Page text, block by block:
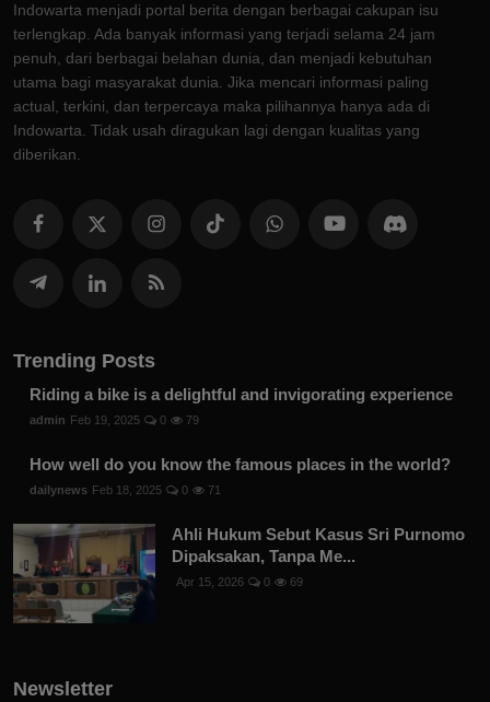
Indowarta menjadi portal berita dengan berbagai cakupan isu
terlengkap. Ada banyak informasi yang terjadi selama 24 jam
penuh, dari berbagai belahan dunia, dan menjadi kebutuhan
utama bagi masyarakat dunia. Jika mencari informasi paling
actual, terkini, dan terpercaya maka pilihannya hanya ada di
Indowarta. Tidak usah diragukan lagi dengan kualitas yang
diberikan.
Trending Posts
Riding a bike is a delightful and invigorating experience
admin Feb 19, 2025 0 79
How well do you know the famous places in the world?
dailynews Feb 18, 2025 0 71
Ahli Hukum Sebut Kasus Sri Purnomo
Dipaksakan, Tanpa Me...
Apr 15, 2026 0 69
Newsletter